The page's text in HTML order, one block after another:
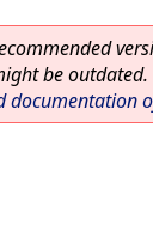
be outdated.
documentation